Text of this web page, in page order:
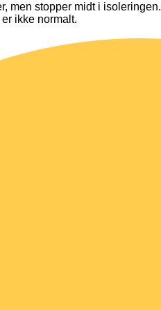
men stopper midt i isoleringen.
ikke normalt.